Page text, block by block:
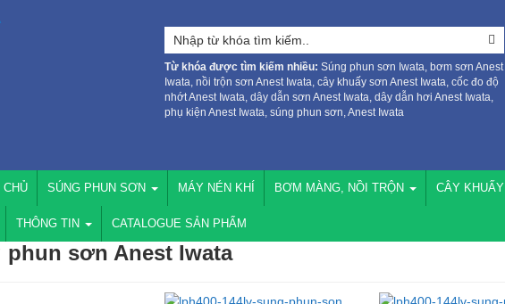
Từ khóa được tìm kiếm nhiều: Súng phun sơn Iwata, bơm sơn Anest
Iwata, nồi trộn sơn Anest Iwata, cây khuấy sơn Anest Iwata, cốc đo độ
nhớt Anest Iwata, dây dẫn sơn Anest Iwata, dây dẫn hơi Anest Iwata,
phụ kiện Anest Iwata, súng phun sơn, Anest Iwata
CHỦ SÚNG PHUN SƠN MÁY NÉN KHÍ BƠM MÀNG, NỒI TRỘN CÂY KHUẤY
THÔNG TIN CATALOGUE SẢN PHẨM
phun sơn Anest Iwata